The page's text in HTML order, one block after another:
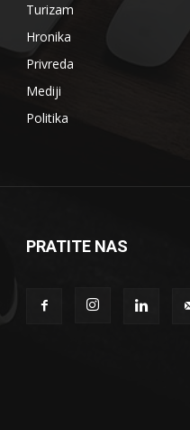
Turizam
Hronika
Privreda
Mediji
Politika
PRATITE NAS